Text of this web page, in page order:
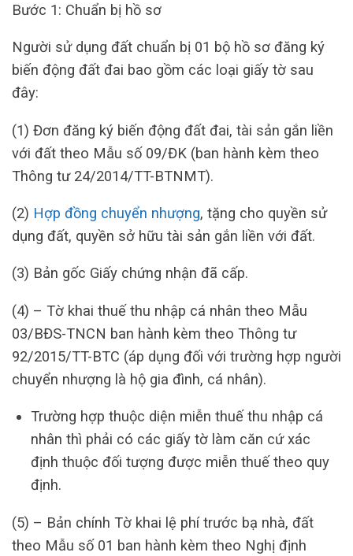
Bước 1: Chuẩn bị hồ sơ
Người sử dụng đất chuẩn bị 01 bộ hồ sơ đăng ký
biến động đất đai bao gồm các loại giấy tờ sau
đây:
(1) Đơn đăng ký biến động đất đai, tài sản gắn liền
với đất theo Mẫu số 09/ĐK (ban hành kèm theo
Thông tư 24/2014/TT-BTNMT).
(2) Hợp đồng chuyển nhượng, tặng cho quyền sử
dụng đất, quyền sở hữu tài sản gắn liền với đất.
(3) Bản gốc Giấy chứng nhận đã cấp.
(4) – Tờ khai thuế thu nhập cá nhân theo Mẫu
03/BĐS-TNCN ban hành kèm theo Thông tư
92/2015/TT-BTC (áp dụng đối với trường hợp người
chuyển nhượng là hộ gia đình, cá nhân).
Trường hợp thuộc diện miễn thuế thu nhập cá
nhân thì phải có các giấy tờ làm căn cứ xác
định thuộc đối tượng được miễn thuế theo quy
định.
(5) – Bản chính Tờ khai lệ phí trước bạ nhà, đất
theo Mẫu số 01 ban hành kèm theo Nghị định